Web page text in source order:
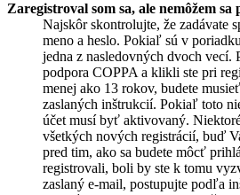
Zaregistroval som sa, ale nemôžem
Najskôr skontrolujte, že zadávate
meno a heslo. Pokiaľ sú v
jedna z nasledovných dvoch vecí.
podpora COPPA a klikli ste pri
menej ako 13 rokov, budete
zaslaných inštrukcií. Pokiaľ toto
účet musí byť aktivovaný.
všetkých nových registrácií, buď
pred tim, ako sa budete môcť
registrovali, boli by ste k tomu
zaslaný e-mail, postupujte podľa